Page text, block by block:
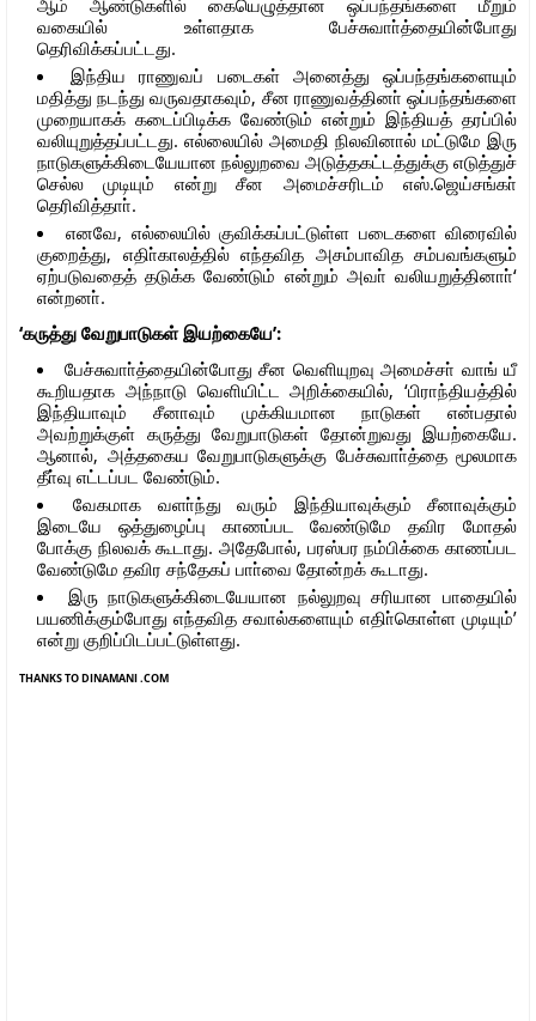
வகையில் உள்ளதாக பேச்சுவாா்த்தையின்போது
தெரிவிக்கப்பட்டது.
இந்திய ராணுவப் படைகள் அனைத்து ஒப்பந்தங்களையும்
மதித்து நடந்து வருவதாகவும், சீன ராணுவத்தினா் ஒப்பந்தங்களை
முறையாகக் கடைப்பிடிக்க வேண்டும் என்றும் இந்தியத் தரப்பில்
வலியுறுத்தப்பட்டது. எல்லையில் அமைதி நிலவினால் மட்டுமே இரு
நாடுகளுக்கிடையேயான நல்லுறவை அடுத்தகட்டத்துக்கு எடுத்துச்
செல்ல முடியும் என்று சீன அமைச்சரிடம் எஸ்.ஜெய்சங்கா்
தெரிவித்தாா்.
எனவே, எல்லையில் குவிக்கப்பட்டுள்ள படைகளை விரைவில்
குறைத்து, எதிா்காலத்தில் எந்தவித அசம்பாவித சம்பவங்களும்
ஏற்படுவதைத் தடுக்க வேண்டும் என்றும் அவா் வலியறுத்தினாா்‘
என்றனா்.
‘கருத்து வேறுபாடுகள் இயற்கையே’:
பேச்சுவாா்த்தையின்போது சீன வெளியுறவு அமைச்சா் வாங் யீ
கூறியதாக அந்நாடு வெளியிட்ட அறிக்கையில், ‘பிராந்தியத்தில்
இந்தியாவும் சீனாவும் முக்கியமான நாடுகள் என்பதால்
அவற்றுக்குள் கருத்து வேறுபாடுகள் தோன்றுவது இயற்கையே.
ஆனால், அத்தகைய வேறுபாடுகளுக்கு பேச்சுவாா்த்தை மூலமாக
தீா்வு எட்டப்பட வேண்டும்.
வேகமாக வளா்ந்து வரும் இந்தியாவுக்கும் சீனாவுக்கும்
இடையே ஒத்துழைப்பு காணப்பட வேண்டுமே தவிர மோதல்
போக்கு நிலவக் கூடாது. அதேபோல், பரஸ்பர நம்பிக்கை காணப்பட
வேண்டுமே தவிர சந்தேகப் பாா்வை தோன்றக் கூடாது.
இரு நாடுகளுக்கிடையேயான நல்லுறவு சரியான பாதையில்
பயணிக்கும்போது எந்தவித சவால்களையும் எதிா்கொள்ள முடியும்’
என்று குறிப்பிடப்பட்டுள்ளது.
THANKS TO DINAMANI .COM